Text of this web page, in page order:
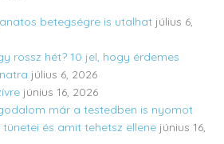
betegségre is utalhat július 6,
rossz hét? 10 jel, hogy érdemes
július 6, 2026
június 16, 2026
már a testedben is nyomot
és amit tehetsz ellene június 16,